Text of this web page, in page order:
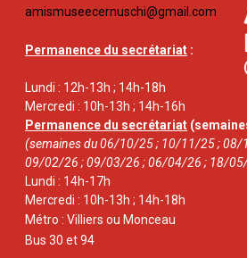
amismuseecernuschi@gmail.com
Permanence du secrétariat :
Lundi : 12h-13h ; 14h-18h
Mercredi : 10h-13h ; 14h-16h
Permanence du secrétariat
(semaines du 06/10/25 ; 10/11/25 ;
09/02/26 ; 09/03/26 ; 06/04/26 ; 18/
Lundi : 14h-17h
Mercredi : 10h-13h ; 14h-18h
Métro : Villiers ou Monceau
Bus 30 et 94